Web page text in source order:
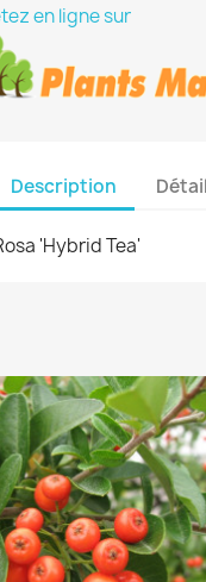
en ligne sur
Description
'Hybrid Tea'